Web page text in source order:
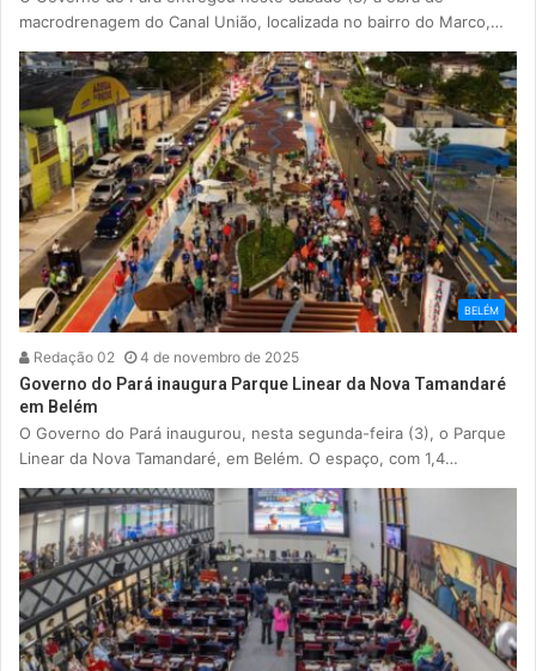
macrodrenagem do Canal União, localizada no bairro do Marco,…
BELÉM
Redação 02 4 de novembro de 2025
Governo do Pará inaugura Parque Linear da Nova Tamandaré
em Belém
O Governo do Pará inaugurou, nesta segunda-feira (3), o Parque
Linear da Nova Tamandaré, em Belém. O espaço, com 1,4…